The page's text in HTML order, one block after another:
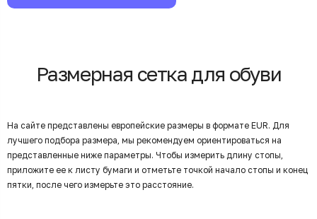
Размерная сетка для обуви
На сайте представлены европейские размеры в формате EUR. Для
лучшего подбора размера, мы рекомендуем ориентироваться на
представленные ниже параметры. Чтобы измерить длину стопы,
приложите ее к листу бумаги и отметьте точкой начало стопы и конец
пятки, после чего измерьте это расстояние.